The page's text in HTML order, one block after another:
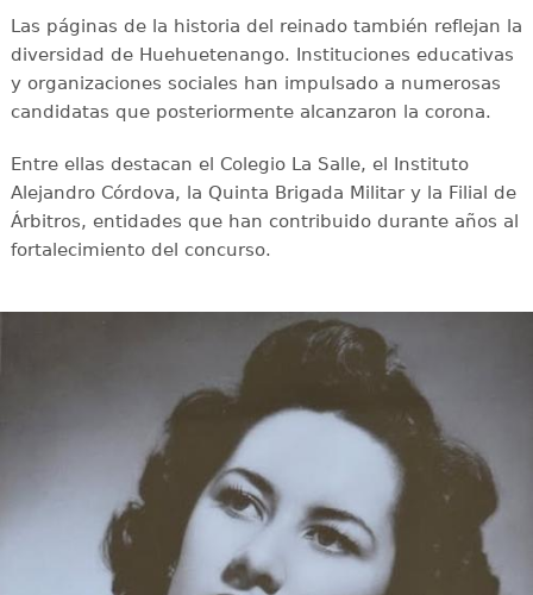
Las páginas de la historia del reinado también reflejan la
diversidad de Huehuetenango. Instituciones educativas
y organizaciones sociales han impulsado a numerosas
candidatas que posteriormente alcanzaron la corona.
Entre ellas destacan el Colegio La Salle, el Instituto
Alejandro Córdova, la Quinta Brigada Militar y la Filial de
Árbitros, entidades que han contribuido durante años al
fortalecimiento del concurso.